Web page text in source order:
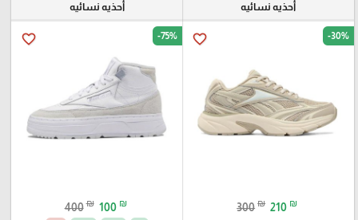
أحذيه نسائيه
favorite_border -30%
300 ₪ 210 ₪
أحذيه نسائيه
favorite_border -75%
400 ₪ 100 ₪